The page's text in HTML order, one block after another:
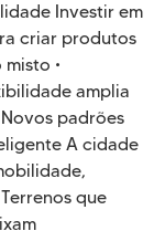
Investir em
criar produtos
•
amplia
padrões
A cidade
que